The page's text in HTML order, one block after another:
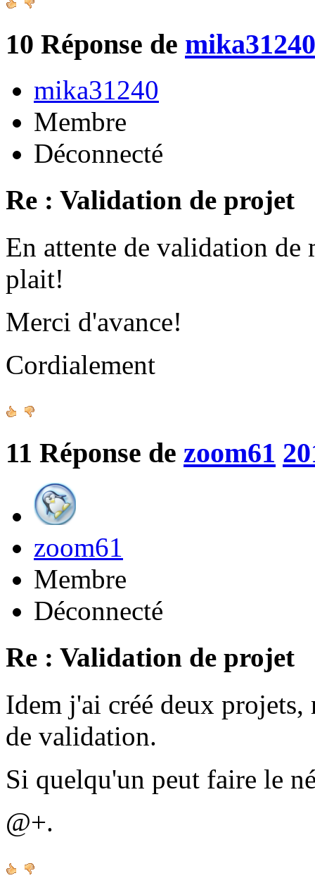
10 Réponse de mika31240
mika31240
Membre
Déconnecté
Re : Validation de projet
En attente de validation de
plait!
Merci d'avance!
Cordialement
11 Réponse de zoom61
zoom61
Membre
Déconnecté
Re : Validation de projet
Idem j'ai créé deux
de validation.
Si quelqu'un peut faire le
@+.